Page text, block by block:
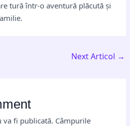
tură într-o aventură plăcută și
Next Articol →
va fi publicată. Câmpurile